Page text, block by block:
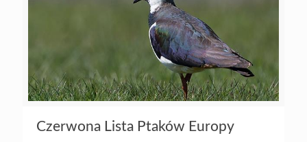
Czerwona Lista Ptaków Europy